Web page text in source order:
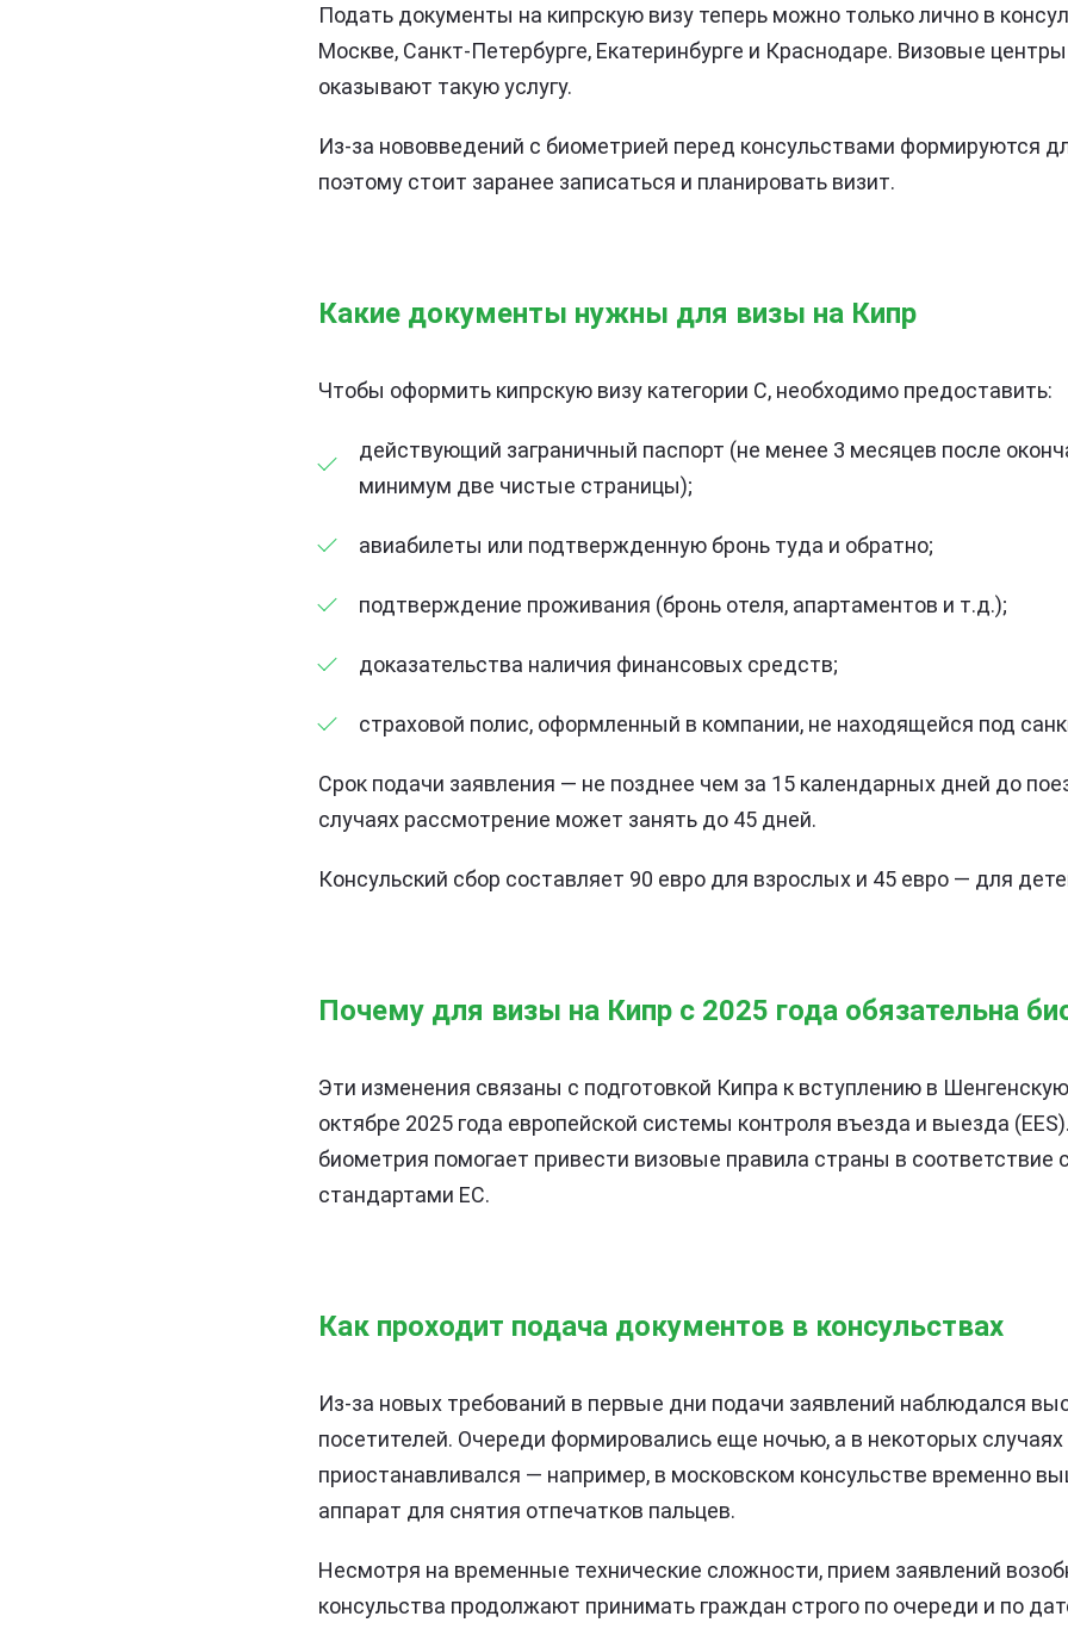
Подать документы на кипрскую визу теперь можно только лично в
Москве, Санкт-Петербурге, Екатеринбурге и Краснодаре. Визовые
оказывают такую услугу.
Из-за нововведений с биометрией перед консульствами формируются
поэтому стоит заранее записаться и планировать визит.
Какие документы нужны для визы на Кипр
Чтобы оформить кипрскую визу категории C, необходимо предоставить:
действующий заграничный паспорт (не менее 3 месяцев после
минимум две чистые страницы);
авиабилеты или подтвержденную бронь туда и обратно;
подтверждение проживания (бронь отеля, апартаментов и т.д.);
доказательства наличия финансовых средств;
страховой полис, оформленный в компании, не находящейся под
Срок подачи заявления — не позднее чем за 15 календарных дней до
случаях рассмотрение может занять до 45 дней.
Консульский сбор составляет 90 евро для взрослых и 45 евро — для
Почему для визы на Кипр с 2025 года обязательна
Эти изменения связаны с подготовкой Кипра к вступлению в
октябре 2025 года европейской системы контроля въезда и выезда
биометрия помогает привести визовые правила страны в соответствие
стандартами ЕС.
Как проходит подача документов в консульствах
Из-за новых требований в первые дни подачи заявлений наблюдался
посетителей. Очереди формировались еще ночью, а в некоторых
приостанавливался — например, в московском консульстве временно
аппарат для снятия отпечатков пальцев.
Несмотря на временные технические сложности, прием заявлений
консульства продолжают принимать граждан строго по очереди и по